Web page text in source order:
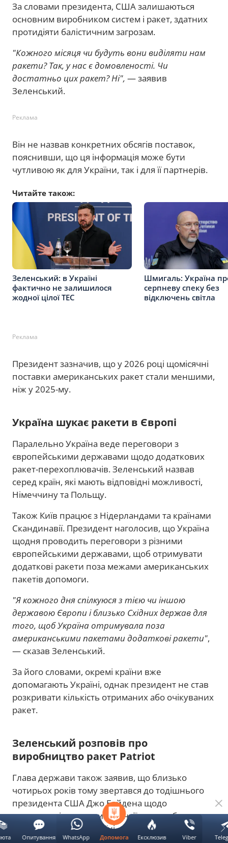
За словами президента, США залишаються
основним виробником систем і ракет, здатних
протидіяти балістичним загрозам.
"Кожного місяця чи будуть вони виділяти нам
ракети? Так, у нас є домовленості. Чи
достатньо цих ракет? Ні", — заявив
Зеленський.
Реклама
Він не назвав конкретних обсягів поставок,
пояснивши, що ця інформація може бути
чутливою як для України, так і для її партнерів.
Читайте також:
Зеленський: в Україні
фактично не залишилося
жодної цілої ТЕС
Шмигаль: Україна
серпневу спеку без
відключень світла
Реклама
Президент зазначив, що у 2026 році щомісячні
поставки американських ракет стали меншими,
ніж у 2025-му.
Україна шукає ракети в Європі
Паралельно Україна веде переговори з
європейськими державами щодо додаткових
ракет-перехоплювачів. Зеленський назвав
серед країн, які мають відповідні можливості,
Німеччину та Польщу.
Також Київ працює з Нідерландами та країнами
Скандинавії. Президент наголосив, що Україна
щодня проводить переговори з різними
європейськими державами, щоб отримувати
додаткові ракети поза межами американських
пакетів допомоги.
"Я кожного дня спілкуюся з тією чи іншою
державою Європи і близько Східних держав для
того, щоб Україна отримувала поза
американськими пакетами додаткові ракети",
— сказав Зеленський.
За його словами, окремі країни вже
допомагають Україні, однак президент не став
розкривати кількість отриманих або очікуваних
ракет.
Зеленський розповів про
виробництво ракет Patriot
Глава держави також заявив, що близько
чотирьох років тому звертався до тодішнього
президента США Джо Байдена щодо
можливості отримати ліцензії на виробництво
ракет до Patriot в Україні.
Допомога Ексклюзив Viber
Опитування WhatsApp